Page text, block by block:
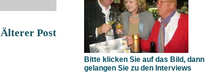
Älterer Post
Bitte klicken Sie auf das Bild, dann
gelangen Sie zu den Interviews